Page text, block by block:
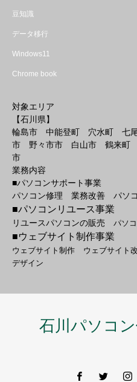
豆知識
データ移行
Windows11
Chrome book
対象エリア
【石川県】
輪島市 中能登町 穴水町 七
市 野々市市 白山市 鶴来
市
業務内容
■パソコンサポート事業
パソコン修理 業務改善 パソ
■パソコンリユース事業
リユースパソコンの販売 パソ
■ウェブサイト制作事業
ウェブサイト制作 ウェブサイト
デザイン
石川パソコ